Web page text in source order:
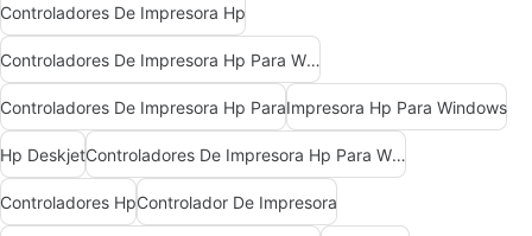
Controladores De Impresora Hp
Controladores De Impresora Hp Para Windows
Controladores De Impresora Hp ParaImpresora Hp Para Windows
Hp Deskjet Controladores De Impresora Hp Para Windows 10
Controladores HpControlador De Impresora